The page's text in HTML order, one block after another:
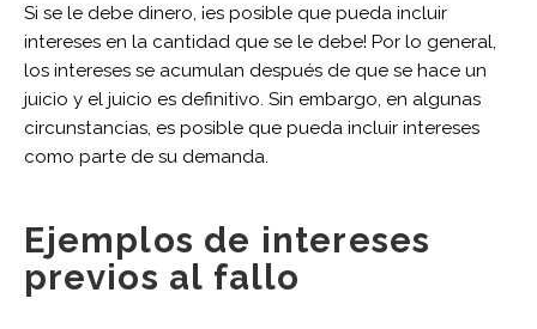
Si se le debe dinero, ¡es posible que pueda incluir
intereses en la cantidad que se le debe! Por lo general,
los intereses se acumulan después de que se hace un
juicio y el juicio es definitivo. Sin embargo, en algunas
circunstancias, es posible que pueda incluir intereses
como parte de su demanda.
Ejemplos de intereses
previos al fallo